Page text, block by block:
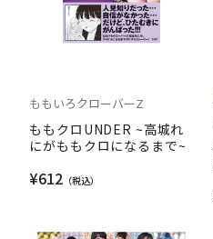
ももいろクローバーZ
ももクロUNDER ~高城れ
にがももクロになるまで~
¥612